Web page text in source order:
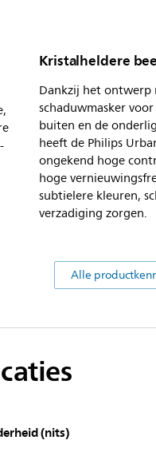
Kristalheldere
Dankzij het ontwerp
schaduwmasker
buiten en de
heeft de Philips
ongekend hoge
hoge
subtielere kleuren,
verzadiging zorgen.
Alle
(nits)